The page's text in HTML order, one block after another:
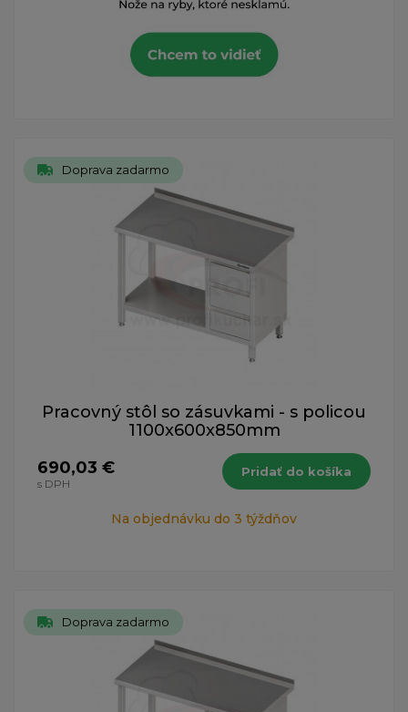
Doprava zadarmo
Pracovný stôl so zásuvkami - s policou
1100x600x850mm
690,03 €
s DPH
Pridať do košíka
Na objednávku do 3 týždňov
Doprava zadarmo